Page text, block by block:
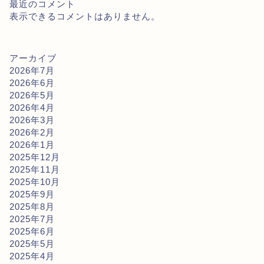
最近のコメント
表示できるコメントはありません。
アーカイブ
2026年7月
2026年6月
2026年5月
2026年4月
2026年3月
2026年2月
2026年1月
2025年12月
2025年11月
2025年10月
2025年9月
2025年8月
2025年7月
2025年6月
2025年5月
2025年4月